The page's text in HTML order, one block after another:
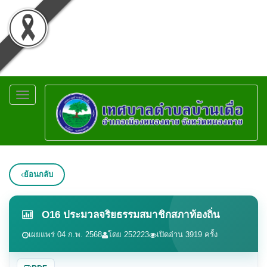
Toggle
navigation
ย้อนกลับ
O16 ประมวลจริยธรรมสมาชิกสภาท้องถิ่น
เผยแพร่ 04 ก.พ. 2568 โดย 252223 เปิดอ่าน 3919 ครั้ง